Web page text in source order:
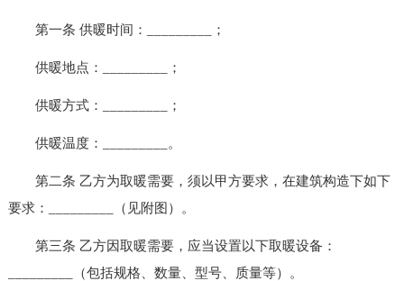
第一条 供暖时间：_________；
供暖地点：_________；
供暖方式：_________；
供暖温度：_________。
第二条 乙方为取暖需要，须以甲方要求，在建筑构造下如下
要求：_________（见附图）。
第三条 乙方因取暖需要，应当设置以下取暖设备：
_________（包括规格、数量、型号、质量等）。